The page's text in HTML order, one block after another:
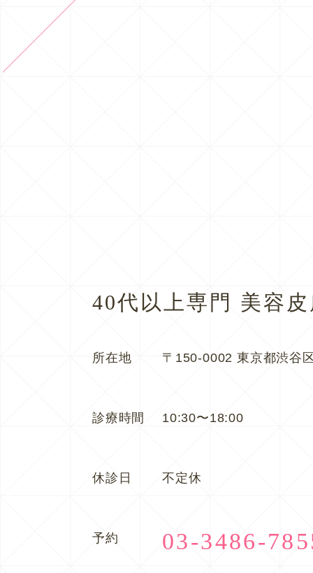
40代以上専門 美容
所在地 〒150-0002 東京都渋谷
診療時間 10:30〜18:00
休診日 不定休
予約 03-3486-